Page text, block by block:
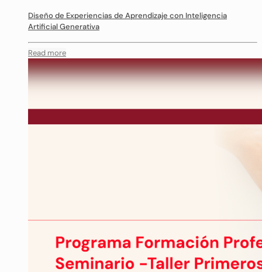
Diseño de Experiencias de Aprendizaje con Inteligencia
Artificial Generativa
Read more